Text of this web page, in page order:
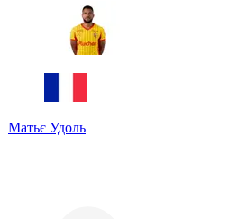
Матьє Удоль